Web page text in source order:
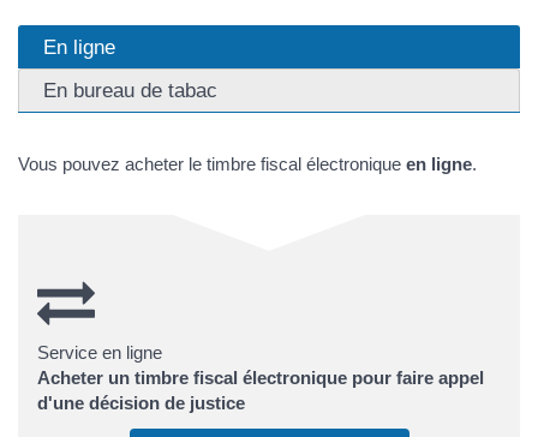
En ligne
En bureau de tabac
Vous pouvez acheter le timbre fiscal électronique en ligne.
Service en ligne
Acheter un timbre fiscal électronique pour faire appel
d'une décision de justice